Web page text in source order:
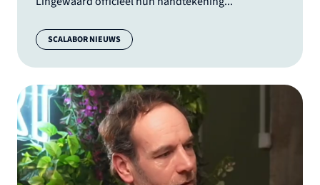
Categorie:
SCALABOR NIEUWS